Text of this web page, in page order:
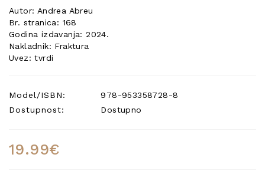
Autor: Andrea Abreu
Br. stranica: 168
Godina izdavanja: 2024.
Nakladnik: Fraktura
Uvez: tvrdi
Model/ISBN:
978-953358728-8
Dostupnost:
Dostupno
19.99€